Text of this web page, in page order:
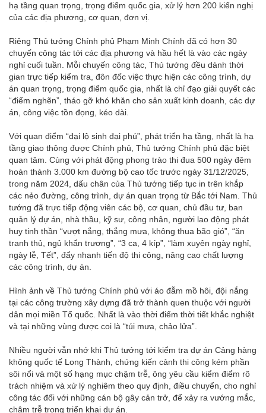
hạ tầng quan trọng, trọng điểm quốc gia, xử lý hơn 200 kiến nghị
của các địa phương, cơ quan, đơn vị.
Riêng Thủ tướng Chính phủ Phạm Minh Chính đã có hơn 30
chuyến công tác tới các địa phương và hầu hết là vào các ngày
nghỉ cuối tuần. Mỗi chuyến công tác, Thủ tướng đều dành thời
gian trực tiếp kiểm tra, đôn đốc việc thực hiện các công trình, dự
án quan trọng, trọng điểm quốc gia, nhất là chỉ đạo giải quyết các
“điểm nghẽn”, tháo gỡ khó khăn cho sản xuất kinh doanh, các dự
án, công việc tồn đọng, kéo dài.
Với quan điểm “đại lộ sinh đại phú”, phát triển hạ tầng, nhất là hạ
tầng giao thông được Chính phủ, Thủ tướng Chính phủ đặc biệt
quan tâm. Cùng với phát động phong trào thi đua 500 ngày đêm
hoàn thành 3.000 km đường bộ cao tốc trước ngày 31/12/2025,
trong năm 2024, dấu chân của Thủ tướng tiếp tục in trên khắp
các nẻo đường, công trình, dự án quan trọng từ Bắc tới Nam. Thủ
tướng đã trực tiếp động viên các bộ, cơ quan, chủ đầu tư, ban
quản lý dự án, nhà thầu, kỹ sư, công nhân, người lao động phát
huy tinh thần “vượt nắng, thắng mưa, không thua bão gió”, “ăn
tranh thủ, ngủ khẩn trương”, “3 ca, 4 kíp”, “làm xuyên ngày nghỉ,
ngày lễ, Tết”, đẩy nhanh tiến độ thi công, nâng cao chất lượng
các công trình, dự án.
Hình ảnh về Thủ tướng Chính phủ với áo đẫm mồ hôi, đội nắng
tại các công trường xây dựng đã trở thành quen thuộc với người
dân mọi miền Tổ quốc. Nhất là vào thời điểm thời tiết khắc nghiệt
và tại những vùng được coi là “túi mưa, chảo lửa”.
Nhiều người vẫn nhớ khi Thủ tướng tới kiểm tra dự án Cảng hàng
không quốc tế Long Thành, chứng kiến cảnh thi công kém phần
sôi nổi và một số hạng mục chậm trễ, ông yêu cầu kiểm điểm rõ
trách nhiệm và xử lý nghiêm theo quy định, điều chuyển, cho nghỉ
công tác đối với những cán bộ gây cản trở, để xảy ra vướng mắc,
chậm trễ trong triển khai dự án.